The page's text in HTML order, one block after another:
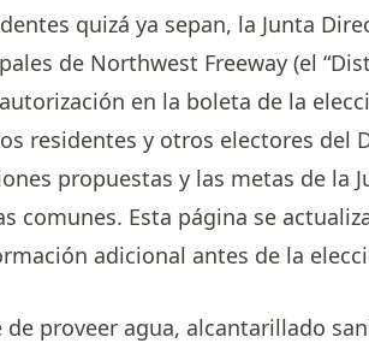
quizá ya sepan, la Junta
de Northwest Freeway (el
en la boleta de la
residentes y otros electores
propuestas y las metas de la
comunes. Esta página se
adicional antes de la
proveer agua, alcantarillado